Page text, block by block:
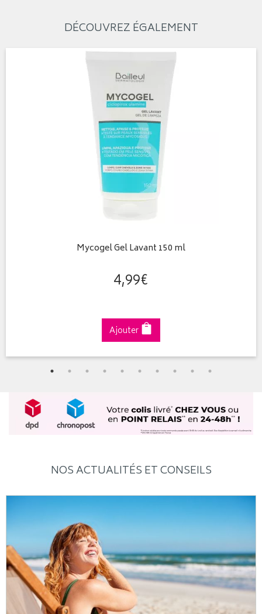
DÉCOUVREZ ÉGALEMENT
Mycogel Gel Lavant 150 ml
4,99€
Ajouter
NOS ACTUALITÉS ET CONSEILS